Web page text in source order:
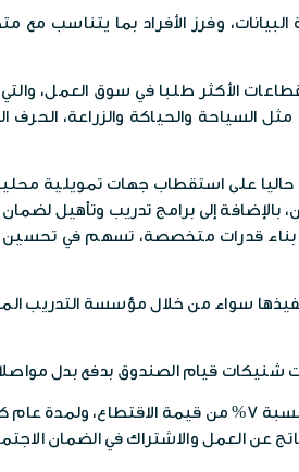
وفرز الأفراد بما يتناسب
الأكثر طلبا في سوق العمل، والتي
والحياكة والزراعة، الحرف
حاليا على استقطاب جهات تمويلية
بالإضافة إلى برامج تدريب وتأهيل
بناء قدرات متخصصة، تسهم في
سواء من خلال مؤسسة
قيام الصندوق بدفع بدل مواصلات
كما يتكفل الصندوق بدفع كلفة اشتراك العاملين الجدد في
عن العمل والاشتراك في الضمان